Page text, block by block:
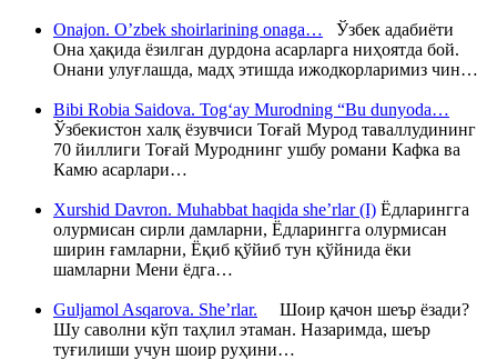
Onajon. O’zbek shoirlarining onaga… Ўзбек адабиёти
Она ҳақида ёзилган дурдона асарларга ниҳоятда бой.
Онани улуғлашда, мадҳ этишда ижодкорларимиз чин…
Bibi Robia Saidova. Tog‘ay Murodning “Bu dunyoda…
Ўзбекистон халқ ёзувчиси Тоғай Мурод таваллудининг
70 йиллиги Тоғай Муроднинг ушбу романи Кафка ва
Камю асарлари…
Xurshid Davron. Muhabbat haqida she’rlar (I) Ёдларингга
олурмисан сирли дамларни, Ёдларингга олурмисан
ширин ғамларни, Ёқиб қўйиб тун қўйнида ёки
шамларни Мени ёдга…
Guljamol Asqarova. She’rlar. Шоир қачон шеър ёзади?
Шу саволни кўп таҳлил этаман. Назаримда, шеър
туғилиши учун шоир руҳини…